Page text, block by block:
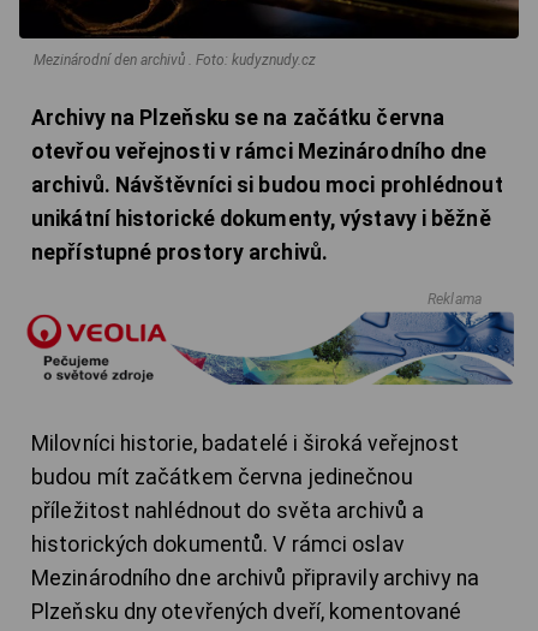
Mezinárodní den archivů . Foto: kudyznudy.cz
Archivy na Plzeňsku se na začátku června
otevřou veřejnosti v rámci Mezinárodního dne
archivů. Návštěvníci si budou moci prohlédnout
unikátní historické dokumenty, výstavy i běžně
nepřístupné prostory archivů.
Reklama
Milovníci historie, badatelé i široká veřejnost
budou mít začátkem června jedinečnou
příležitost nahlédnout do světa archivů a
historických dokumentů. V rámci oslav
Mezinárodního dne archivů připravily archivy na
Plzeňsku dny otevřených dveří, komentované